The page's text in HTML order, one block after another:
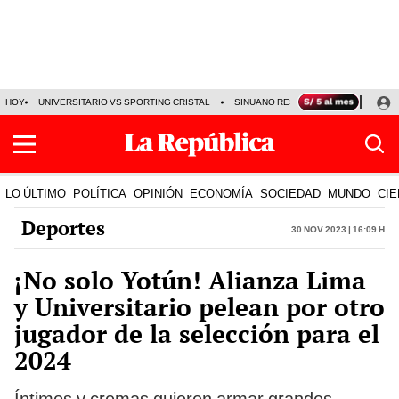
HOY UNIVERSITARIO VS SPORTING CRISTAL SINUANO RESULTADOS HOY
LO ÚLTIMO POLÍTICA OPINIÓN ECONOMÍA SOCIEDAD MUNDO
Deportes 30 Nov 2023 | 16:09 h
¡No solo Yotún! Alianza Lima
y Universitario pelean por otro
jugador de la selección para el
2024